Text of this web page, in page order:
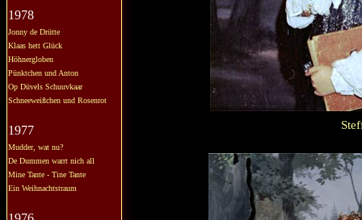
1978
Jonny de Drütte
Klaas hett Glück
Höhnergloben
Pünktchen und Anton
Op Düvels Schuuvkaar
Schneeweißchen und Rosenrot
1977
Mudder, wat nu?
De Dummen warrt nich all
Mine Tante - Tine Tante
Ein Weihnachtstraum